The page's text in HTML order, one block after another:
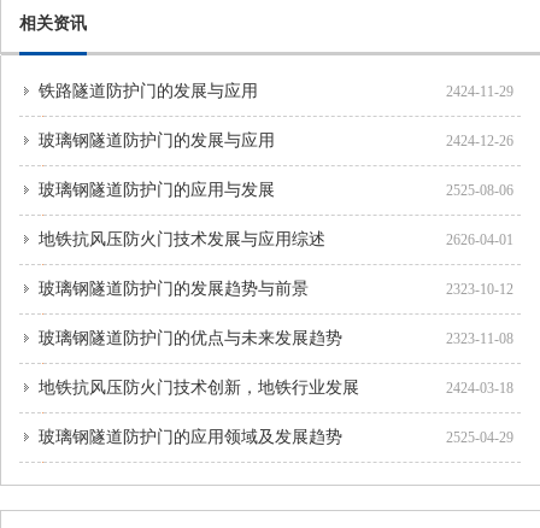
相关资讯
铁路隧道防护门的发展与应用 2424-11-29
玻璃钢隧道防护门的发展与应用 2424-12-26
玻璃钢隧道防护门的应用与发展 2525-08-06
地铁抗风压防火门技术发展与应用综述 2626-04-01
玻璃钢隧道防护门的发展趋势与前景 2323-10-12
玻璃钢隧道防护门的优点与未来发展趋势 2323-11-08
地铁抗风压防火门技术创新，地铁行业发展 2424-03-18
玻璃钢隧道防护门的应用领域及发展趋势 2525-04-29